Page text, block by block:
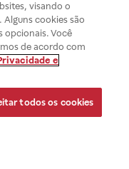
visando o
cookies são
opcionais. Você
de acordo com
e
todos os cookies